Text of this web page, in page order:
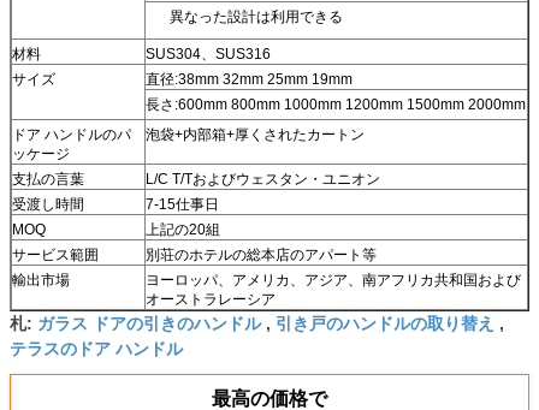
異なった設計は利用できる
材料
SUS304、SUS316
サイズ
直径:38mm 32mm 25mm 19mm
長さ:600mm 800mm 1000mm 1200mm 1500mm 2000mm
ドア ハンドルのパ
ッケージ
泡袋+内部箱+厚くされたカートン
支払の言葉
L/C T/Tおよびウェスタン・ユニオン
受渡し時間
7-15仕事日
MOQ
上記の20組
サービス範囲
別荘のホテルの総本店のアパート等
輸出市場
ヨーロッパ、アメリカ、アジア、南アフリカ共和国および
オーストラレーシア
札: ガラス ドアの引きのハンドル, 引き戸のハンドルの取り替え ,
テラスのドア ハンドル
最高の価格で